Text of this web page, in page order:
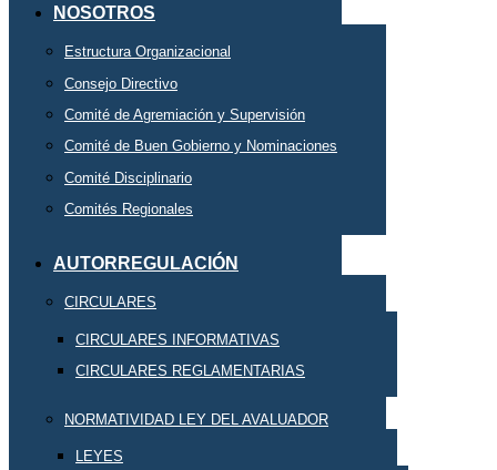
NOSOTROS
Estructura Organizacional
Consejo Directivo
Comité de Agremiación y Supervisión
Comité de Buen Gobierno y Nominaciones
Comité Disciplinario
Comités Regionales
AUTORREGULACIÓN
CIRCULARES
CIRCULARES INFORMATIVAS
CIRCULARES REGLAMENTARIAS
NORMATIVIDAD LEY DEL AVALUADOR
LEYES